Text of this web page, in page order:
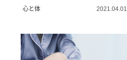
心と体 2021.04.01